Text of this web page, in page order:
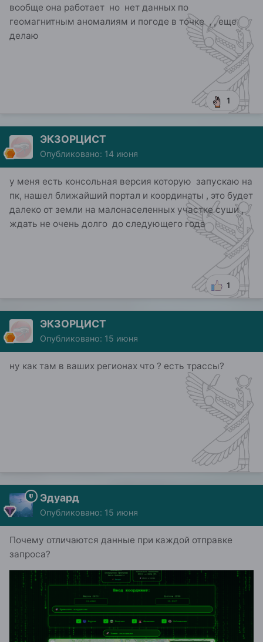
геомагнитным аномалиям и погоде в точке , , еще
делаю
1
ЭКЗОРЦИСТ
Опубликовано:14 июня
у меня есть консольная версия которую запускаю на
пк, нашел ближайший портал и координаты , это будет
далеко от земли на малонаселенных участке суши ,
ждать не очень долго до следующего года
1
ЭКЗОРЦИСТ
Опубликовано:15 июня
ну как там в ваших регионах что ? есть трассы?
Эдуард
Опубликовано:
Почему отличаются данные при каждой отправке
запроса?